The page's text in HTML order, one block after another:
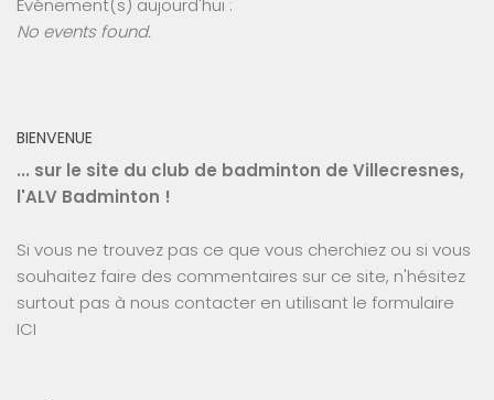
Événement(s) aujourd'hui :
No events found.
BIENVENUE
... sur le site du club de badminton de Villecresnes,
l'ALV Badminton !
Si vous ne trouvez pas ce que vous cherchiez ou si vous
souhaitez faire des commentaires sur ce site, n'hésitez
surtout pas à nous contacter en utilisant le formulaire
ICI